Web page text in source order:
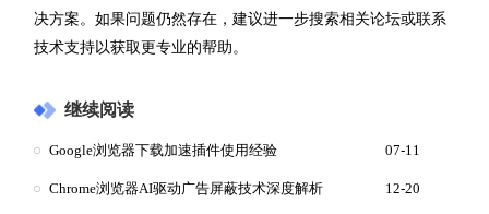
决方案。如果问题仍然存在，建议进一步搜索相关论坛或联系
技术支持以获取更专业的帮助。
继续阅读
Google浏览器下载加速插件使用经验 07-11
Chrome浏览器AI驱动广告屏蔽技术深度解析 12-20